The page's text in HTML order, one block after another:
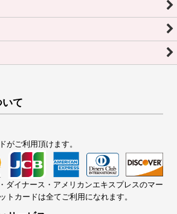
て
がご利用頂けます。
ダイナース・アメリカンエキスプレスのマー
トカードは全てご利用になれます。